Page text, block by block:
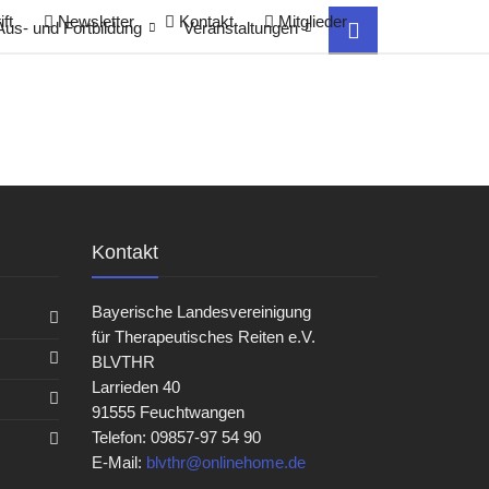
Newsletter Kontakt Mitglieder
und Fortbildung Veranstaltungen
Kontakt
Bayerische Landesvereinigung
für Therapeutisches Reiten e.V.
BLVTHR
Larrieden 40
91555 Feuchtwangen
Telefon: 09857-97 54 90
E-Mail: blvthr@onlinehome.de